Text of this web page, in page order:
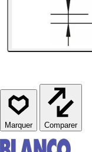
Comparer